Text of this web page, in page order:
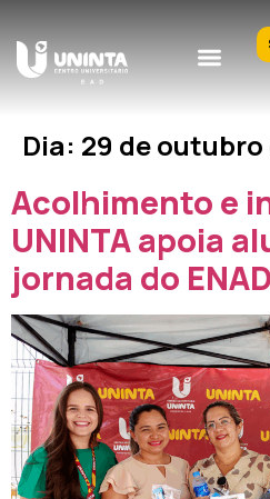
Dia: 29 de outubro
Acolhimento e
UNINTA apoia
jornada do